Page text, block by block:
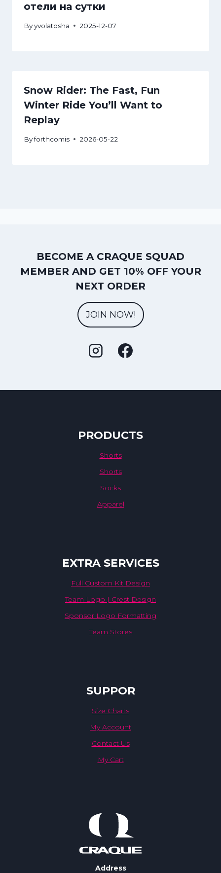
отели на сутки
Byyvolatosha 2025-12-07
Snow Rider: The Fast, Fun
Winter Ride You’ll Want to
Replay
Byforthcomis 2026-05-22
BECOME A CRAQUE SQUAD
MEMBER AND GET 10% OFF YOUR
NEXT ORDER
JOIN NOW!
PRODUCTS
Shorts
Shorts
Socks
Apparel
EXTRA SERVICES
Full Custom Kit Design
Team Logo | Crest Design
Sponsor Logo Formatting
Team Stores
SUPPOR
Size Charts
My Account
Contact Us
My Cart
Address